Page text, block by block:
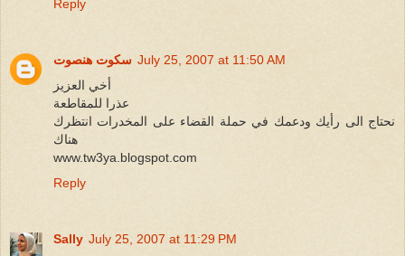
Reply
سكوت هنصوت July 25, 2007 at 11:50 AM
أخي العزيز
عذرا للمقاطعة
نحتاج الى رأيك ودعمك في حملة القضاء على المخدرات انتظرك
هناك
www.tw3ya.blogspot.com
Reply
Sally July 25, 2007 at 11:29 PM